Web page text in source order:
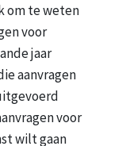
om te weten
voor
jaar
aanvragen
voor
wilt gaan